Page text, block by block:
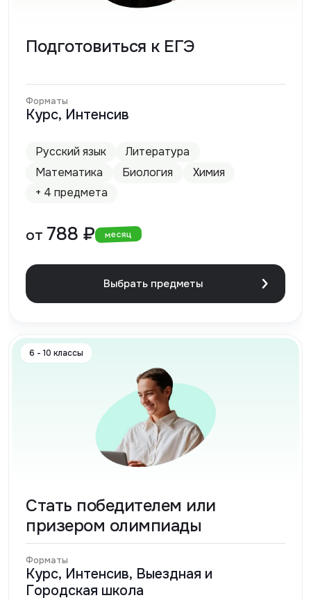
Подготовиться к ЕГЭ
Форматы
Курс, Интенсив
Русский язык
Литература
Математика
Биология
Химия
+ 4 предмета
от 788 ₽ месяц
Выбрать предметы
6 - 10 классы
Стать победителем или
призером олимпиады
Форматы
Курс, Интенсив, Выездная и
Городская школа